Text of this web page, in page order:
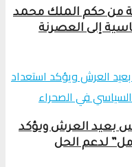
بالمغرب في ظل27 سنة من حكم الملك محمد
إلى العصرنة
بعيد العرش ويؤكد
لدعم الحل